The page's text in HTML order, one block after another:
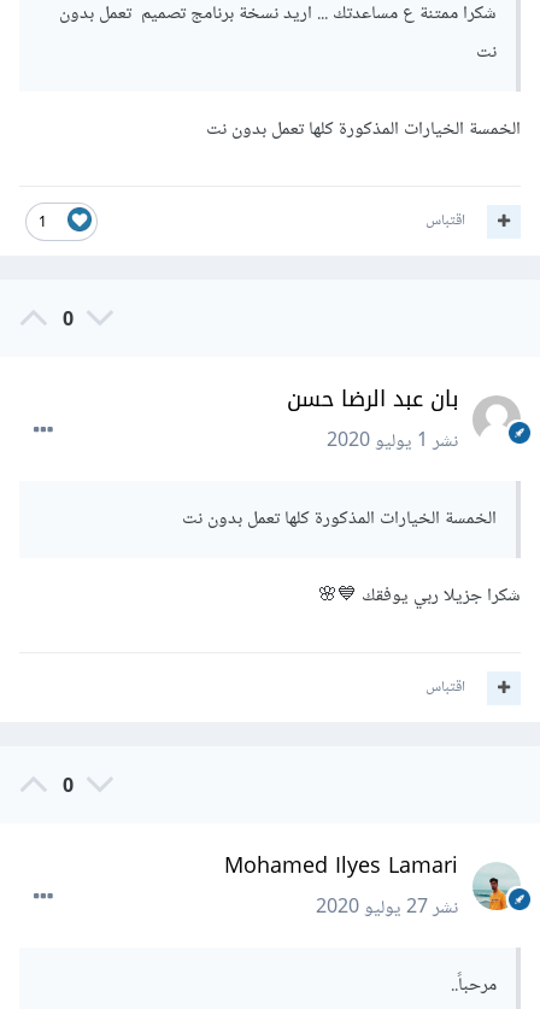
شكرا ممتنة ع مساعدتك ... اريد نسخة برنامج تصميم تعمل بدون
نت
الخمسة الخيارات المذكورة كلها تعمل بدون نت
1 اقتباس
0
بان عبد الرضا حسن
نشر1 يوليو 2020
الخمسة الخيارات المذكورة كلها تعمل بدون نت
شكرا جزيلا ربي يوفقك 💙🌸
اقتباس
0
Mohamed Ilyes Lamari
نشر27 يوليو 2020
مرحباً..